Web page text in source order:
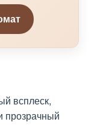
всплеск,
прозрачный